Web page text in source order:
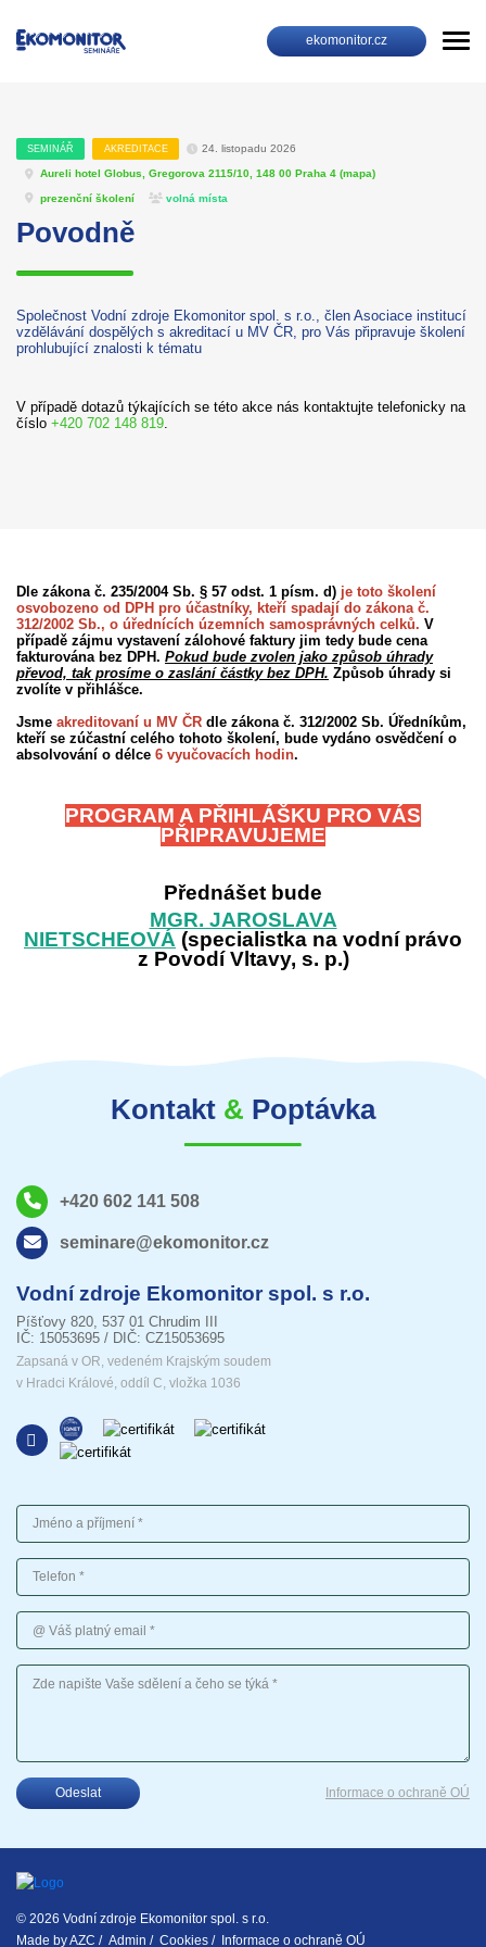
ekomonitor.cz
SEMINÁŘ AKREDITACE 24. listopadu 2026
Aureli hotel Globus, Gregorova 2115/10, 148 00 Praha 4 (mapa)
prezenční školení volná místa
Povodně
Společnost Vodní zdroje Ekomonitor spol. s r.o., člen Asociace institucí
vzdělávání dospělých s akreditací u MV ČR, pro Vás připravuje školení
prohlubující znalosti k tématu
V případě dotazů týkajících se této akce nás kontaktujte telefonicky na
číslo +420 702 148 819.
Dle zákona č. 235/2004 Sb. § 57 odst. 1 písm. d) je toto školení
osvobozeno od DPH pro účastníky, kteří spadají do zákona č.
312/2002 Sb., o úřednících územních samosprávných celků. V
případě zájmu vystavení zálohové faktury jim tedy bude cena
fakturována bez DPH. Pokud bude zvolen jako způsob úhrady
převod, tak prosíme o zaslání částky bez DPH. Způsob úhrady si
zvolíte v přihlášce.
Jsme akreditovaní u MV ČR dle zákona č. 312/2002 Sb. Úředníkům,
kteří se zúčastní celého tohoto školení, bude vydáno osvědčení o
absolvování o délce 6 vyučovacích hodin.
PROGRAM A PŘIHLÁŠKU PRO VÁS
PŘIPRAVUJEME
Přednášet bude
MGR. JAROSLAVA
NIETSCHEOVÁ (specialistka na vodní právo
z Povodí Vltavy, s. p.)
Kontakt & Poptávka
+420 602 141 508
seminare@ekomonitor.cz
Vodní zdroje Ekomonitor spol. s r.o.
Píšťovy 820, 537 01 Chrudim III
IČ: 15053695 / DIČ: CZ15053695
Zapsaná v OR, vedeném Krajským soudem
v Hradci Králové, oddíl C, vložka 1036
Jméno a příjmení
Telefon
Váš platný email
Vaše sdělení
Odeslat Informace o ochraně OÚ
© 2026 Vodní zdroje Ekomonitor spol. s r.o.
Made byAZC / Admin / Cookies / Informace o ochraně OÚ